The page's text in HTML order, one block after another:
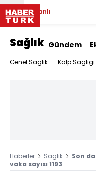
Canlı
Sağlık Gündem
Genel Sağlık Kalp Sağlığı
Haberler Sağlık
Son
vaka sayısı 1193